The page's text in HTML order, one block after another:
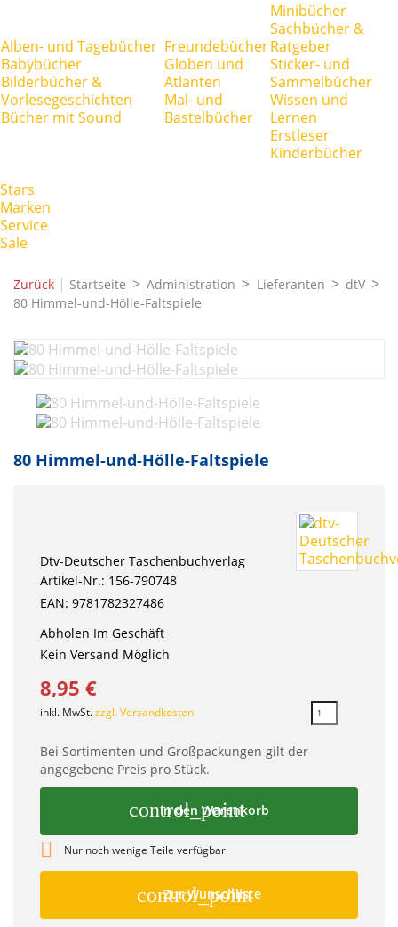
Alben- und Tagebücher
Babybücher
Bilderbücher &
Vorlesegeschichten
Bücher mit Sound
Freundebücher
Globen und
Atlanten
Mal- und
Bastelbücher
Minibücher
Sachbücher &
Ratgeber
Sticker- und
Sammelbücher
Wissen und
Lernen
Erstleser
Kinderbücher
Stars
Marken
Service
Sale
Zurück | Startseite Administration Lieferanten
dtV
80 Himmel-und-Hölle-Faltspiele
80 Himmel-und-Hölle-Faltspiele
Dtv-Deutscher Taschenbuchverlag
Artikel-Nr.: 156-790748
EAN: 9781782327486
Abholen Im Geschäft
Kein Versand Möglich
8,95 €
inkl. MwSt.zzgl. Versandkosten
Bei Sortimenten und Großpackungen gilt der
angegebene Preis pro Stück.
control_point
In den Warenkorb
 Nur noch wenige Teile verfügbar
control_point
Zur Wunschliste